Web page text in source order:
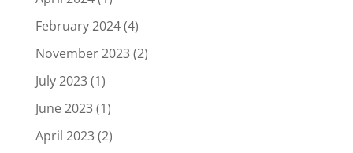
February 2024(4)
November 2023(2)
July 2023(1)
June 2023(1)
April 2023(2)